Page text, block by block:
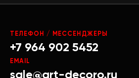
ТЕЛЕФОН / МЕССЕНДЖЕРЫ
+7 964 902 5452
EMAIL
sale@art-decoro.ru